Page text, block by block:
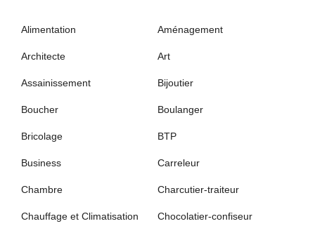
Alimentation Aménagement
Architecte Art
Assainissement Bijoutier
Boucher Boulanger
Bricolage BTP
Business Carreleur
Chambre Charcutier-traiteur
Chauffage et Climatisation Chocolatier-confiseur